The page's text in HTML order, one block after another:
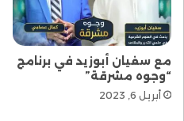
مع سفيان أبوزيد في برنامج
“وجوه مشرقة”
أبريل 6, 2023